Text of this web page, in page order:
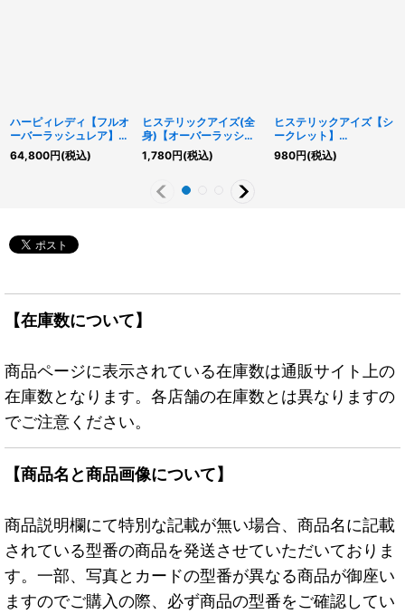
ハーピィレディ【フルオ
ーバーラッシュレア】
{RD/KP25-JP002}
《RDモンスター》
64,800円(税込)
ヒステリックアイズ(全
身)【オーバーラッシュ
レア】{RD/KP25-
JP063}《RD罠》
1,780円(税込)
ヒステリックアイズ【シ
ークレット】
{RD/KP25-JP063}
《RD罠》
980円(税込)
【在庫数について】
商品ページに表示されている在庫数は通販サイト上の
在庫数となります。各店舗の在庫数とは異なりますの
でご注意ください。
【商品名と商品画像について】
商品説明欄にて特別な記載が無い場合、商品名に記載
されている型番の商品を発送させていただいておりま
す。一部、写真とカードの型番が異なる商品が御座い
ますのでご購入の際、必ず商品の型番をご確認してい